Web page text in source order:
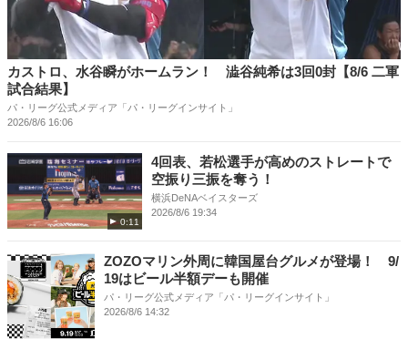
カストロ、水谷瞬がホームラン！ 澁谷純希は3回0封【8/6 二軍
試合結果】
パ・リーグ公式メディア「パ・リーグインサイト」
2026/8/6 16:06
0:11
4回表、若松選手が高めのストレートで
空振り三振を奪う！
横浜DeNAベイスターズ
2026/8/6 19:34
ZOZOマリン外周に韓国屋台グルメが登場！ 9/
19はビール半額デーも開催
パ・リーグ公式メディア「パ・リーグインサイト」
2026/8/6 14:32